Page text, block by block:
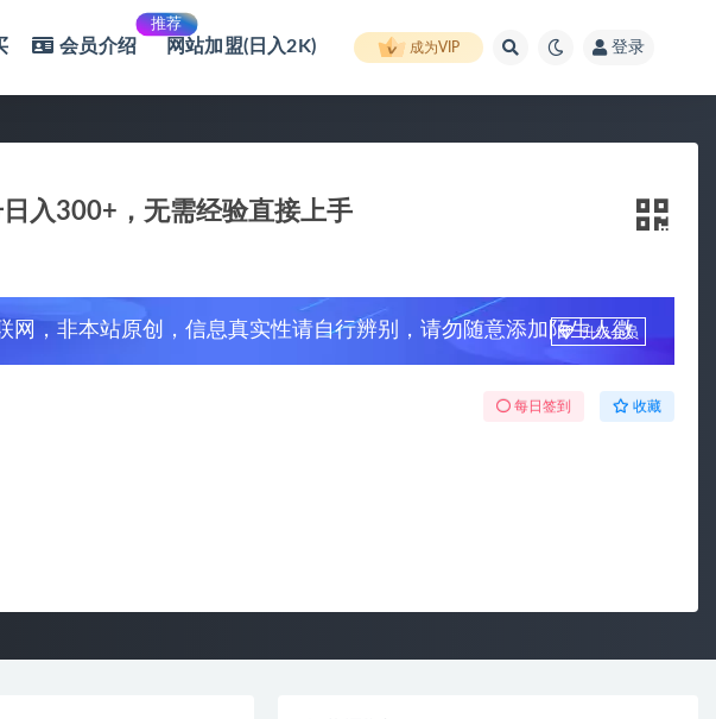
会员介绍
推荐
网站加盟(日入2K) 成为VIP 登录
入300+，无需经验直接上手
网，非本站原创，信息真实性请自行辨别，请勿随意添加陌生人微
升级会员
每日签到 收藏